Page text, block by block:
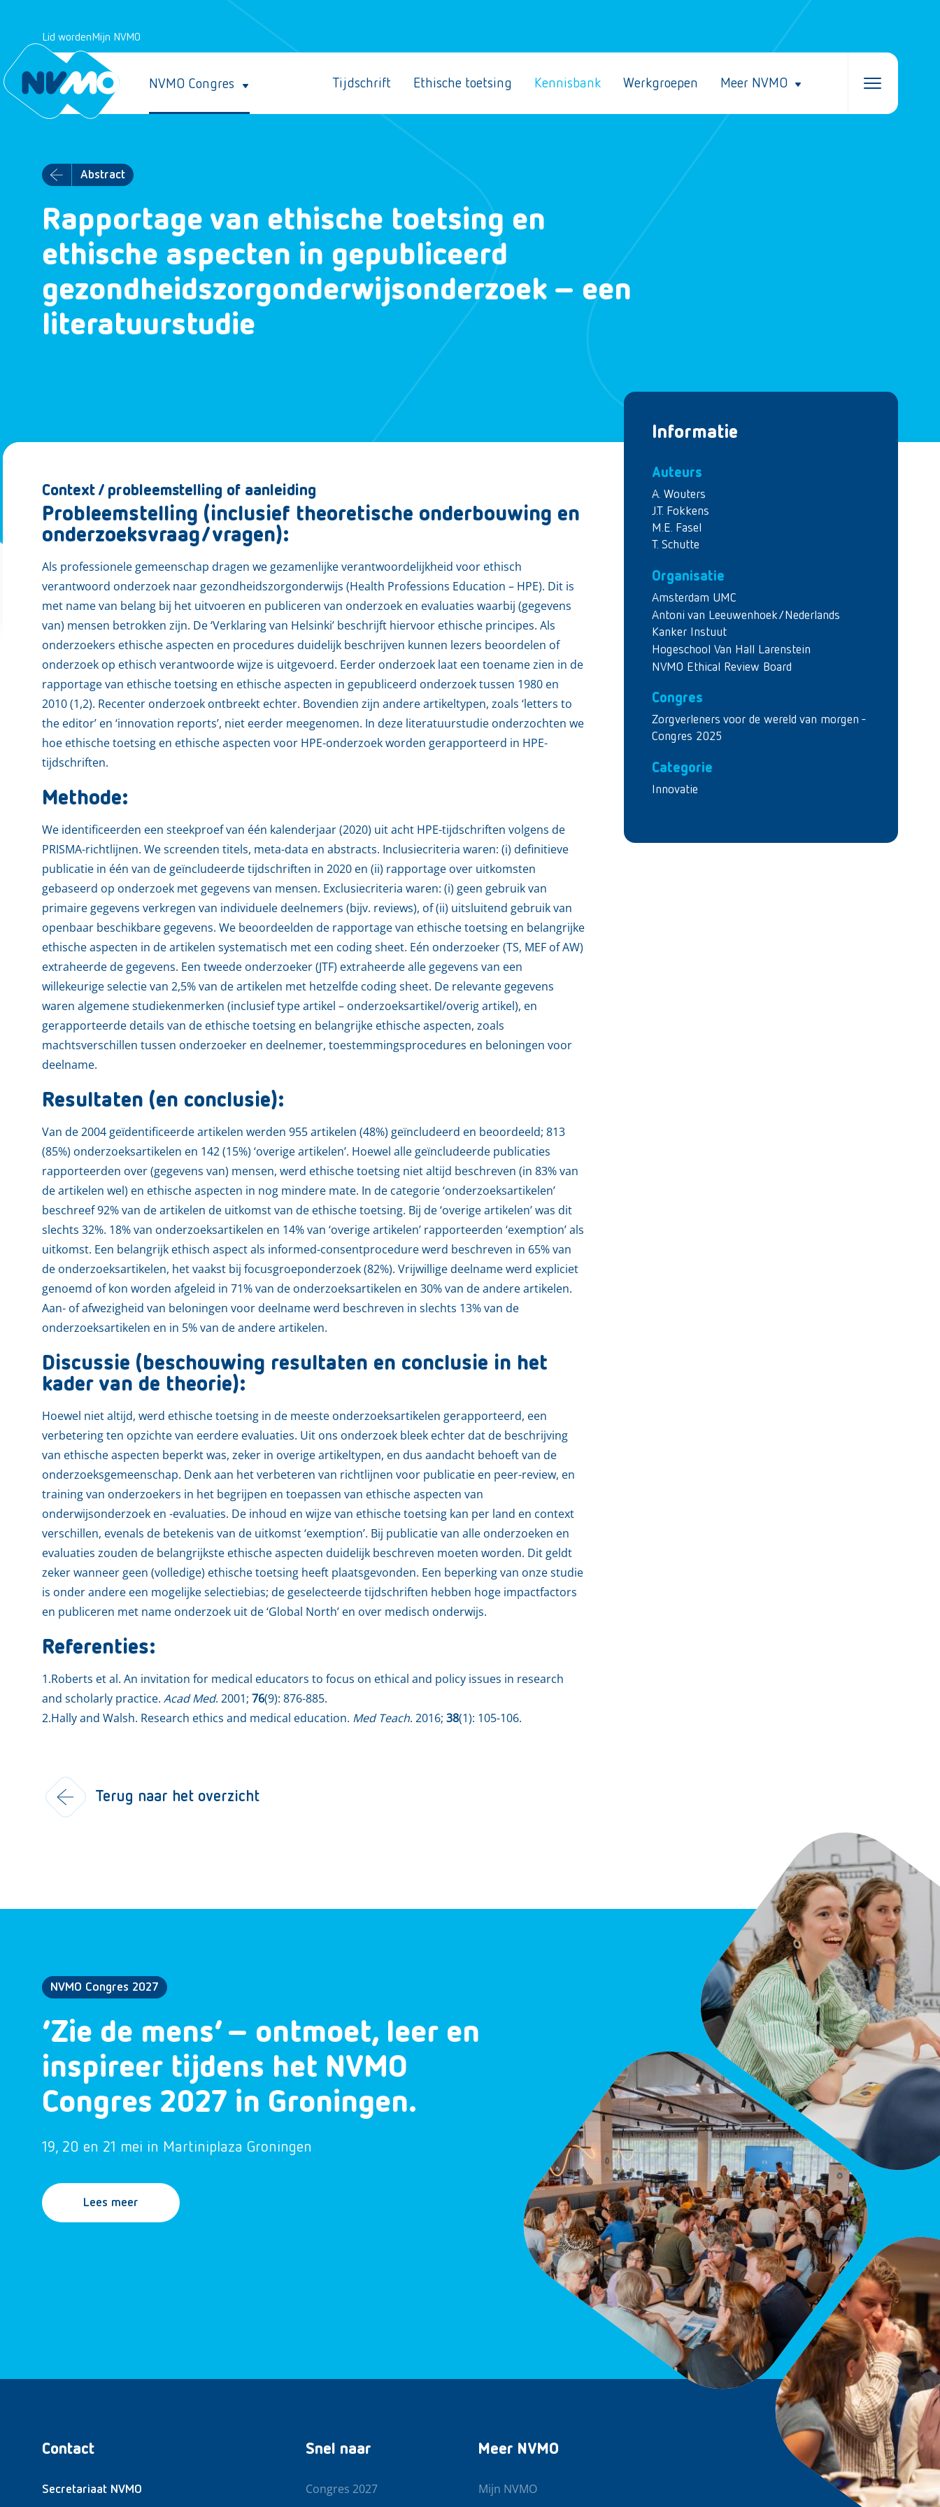
Lid wordenMijn NVMO
NVMO Congres Tijdschrift Ethische toetsing Kennisbank Werkgroepen Meer NVMO
Abstract
Rapportage van ethische toetsing en
ethische aspecten in gepubliceerd
gezondheidszorgonderwijsonderzoek – een
literatuurstudie
Informatie
Auteurs
A. Wouters
J.T. Fokkens
M.E. Fasel
T. Schutte
Organisatie
Amsterdam UMC
Antoni van Leeuwenhoek/Nederlands
Kanker Instuut
Hogeschool Van Hall Larenstein
NVMO Ethical Review Board
Congres
Zorgverleners voor de wereld van morgen -
Congres 2025
Categorie
Innovatie
Context / probleemstelling of aanleiding
Probleemstelling (inclusief theoretische onderbouwing en
onderzoeksvraag/vragen):
Als professionele gemeenschap dragen we gezamenlijke verantwoordelijkheid voor ethisch
verantwoord onderzoek naar gezondheidszorgonderwijs (Health Professions Education – HPE). Dit is
met name van belang bij het uitvoeren en publiceren van onderzoek en evaluaties waarbij (gegevens
van) mensen betrokken zijn. De ‘Verklaring van Helsinki’ beschrijft hiervoor ethische principes. Als
onderzoekers ethische aspecten en procedures duidelijk beschrijven kunnen lezers beoordelen of
onderzoek op ethisch verantwoorde wijze is uitgevoerd. Eerder onderzoek laat een toename zien in de
rapportage van ethische toetsing en ethische aspecten in gepubliceerd onderzoek tussen 1980 en
2010 (1,2). Recenter onderzoek ontbreekt echter. Bovendien zijn andere artikeltypen, zoals ‘letters to
the editor’ en ‘innovation reports’, niet eerder meegenomen. In deze literatuurstudie onderzochten we
hoe ethische toetsing en ethische aspecten voor HPE-onderzoek worden gerapporteerd in HPE-
tijdschriften.
Methode:
We identificeerden een steekproef van één kalenderjaar (2020) uit acht HPE-tijdschriften volgens de
PRISMA-richtlijnen. We screenden titels, meta-data en abstracts. Inclusiecriteria waren: (i) definitieve
publicatie in één van de geïncludeerde tijdschriften in 2020 en (ii) rapportage over uitkomsten
gebaseerd op onderzoek met gegevens van mensen. Exclusiecriteria waren: (i) geen gebruik van
primaire gegevens verkregen van individuele deelnemers (bijv. reviews), of (ii) uitsluitend gebruik van
openbaar beschikbare gegevens. We beoordeelden de rapportage van ethische toetsing en belangrijke
ethische aspecten in de artikelen systematisch met een coding sheet. Eén onderzoeker (TS, MEF of AW)
extraheerde de gegevens. Een tweede onderzoeker (JTF) extraheerde alle gegevens van een
willekeurige selectie van 2,5% van de artikelen met hetzelfde coding sheet. De relevante gegevens
waren algemene studiekenmerken (inclusief type artikel – onderzoeksartikel/overig artikel), en
gerapporteerde details van de ethische toetsing en belangrijke ethische aspecten, zoals
machtsverschillen tussen onderzoeker en deelnemer, toestemmingsprocedures en beloningen voor
deelname.
Resultaten (en conclusie):
Van de 2004 geïdentificeerde artikelen werden 955 artikelen (48%) geïncludeerd en beoordeeld; 813
(85%) onderzoeksartikelen en 142 (15%) ‘overige artikelen’. Hoewel alle geïncludeerde publicaties
rapporteerden over (gegevens van) mensen, werd ethische toetsing niet altijd beschreven (in 83% van
de artikelen wel) en ethische aspecten in nog mindere mate. In de categorie ‘onderzoeksartikelen’
beschreef 92% van de artikelen de uitkomst van de ethische toetsing. Bij de ‘overige artikelen’ was dit
slechts 32%. 18% van onderzoeksartikelen en 14% van ‘overige artikelen’ rapporteerden ‘exemption’ als
uitkomst. Een belangrijk ethisch aspect als informed-consentprocedure werd beschreven in 65% van
de onderzoeksartikelen, het vaakst bij focusgroeponderzoek (82%). Vrijwillige deelname werd expliciet
genoemd of kon worden afgeleid in 71% van de onderzoeksartikelen en 30% van de andere artikelen.
Aan- of afwezigheid van beloningen voor deelname werd beschreven in slechts 13% van de
onderzoeksartikelen en in 5% van de andere artikelen.
Discussie (beschouwing resultaten en conclusie in het
kader van de theorie):
Hoewel niet altijd, werd ethische toetsing in de meeste onderzoeksartikelen gerapporteerd, een
verbetering ten opzichte van eerdere evaluaties. Uit ons onderzoek bleek echter dat de beschrijving
van ethische aspecten beperkt was, zeker in overige artikeltypen, en dus aandacht behoeft van de
onderzoeksgemeenschap. Denk aan het verbeteren van richtlijnen voor publicatie en peer-review, en
training van onderzoekers in het begrijpen en toepassen van ethische aspecten van
onderwijsonderzoek en -evaluaties. De inhoud en wijze van ethische toetsing kan per land en context
verschillen, evenals de betekenis van de uitkomst ‘exemption’. Bij publicatie van alle onderzoeken en
evaluaties zouden de belangrijkste ethische aspecten duidelijk beschreven moeten worden. Dit geldt
zeker wanneer geen (volledige) ethische toetsing heeft plaatsgevonden. Een beperking van onze studie
is onder andere een mogelijke selectiebias; de geselecteerde tijdschriften hebben hoge impactfactors
en publiceren met name onderzoek uit de ‘Global North’ en over medisch onderwijs.
Referenties:
1.Roberts et al. An invitation for medical educators to focus on ethical and policy issues in research
and scholarly practice. Acad Med. 2001; 76(9): 876-885.
2.Hally and Walsh. Research ethics and medical education. Med Teach. 2016; 38(1): 105-106.
Terug naar het overzicht
NVMO Congres 2027
‘Zie de mens’ – ontmoet, leer en
inspireer tijdens het NVMO
Congres 2027 in Groningen.
19, 20 en 21 mei in Martiniplaza Groningen
Lees meer
Contact
Secretariaat NVMO
Snel naar
Congres 2027
Meer NVMO
Mijn NVMO